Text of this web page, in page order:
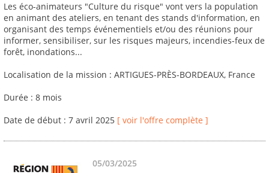
Les éco-animateurs "Culture du risque" vont vers la population
en animant des ateliers, en tenant des stands d'information, en
organisant des temps événementiels et/ou des réunions pour
informer, sensibiliser, sur les risques majeurs, incendies-feux de
forêt, inondations...
Localisation de la mission : ARTIGUES-PRÈS-BORDEAUX, France
Durée : 8 mois
Date de début : 7 avril 2025 [ voir l'offre complète ]
05/03/2025